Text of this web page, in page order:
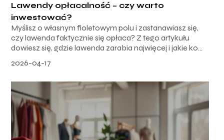
Lawendy opłacalność – czy warto
inwestować?
Myślisz o własnym fioletowym polu i zastanawiasz się,
czy lawenda faktycznie się opłaca? Z tego artykułu
dowiesz się, gdzie lawenda zarabia najwięcej i jakie ko...
2026-04-17